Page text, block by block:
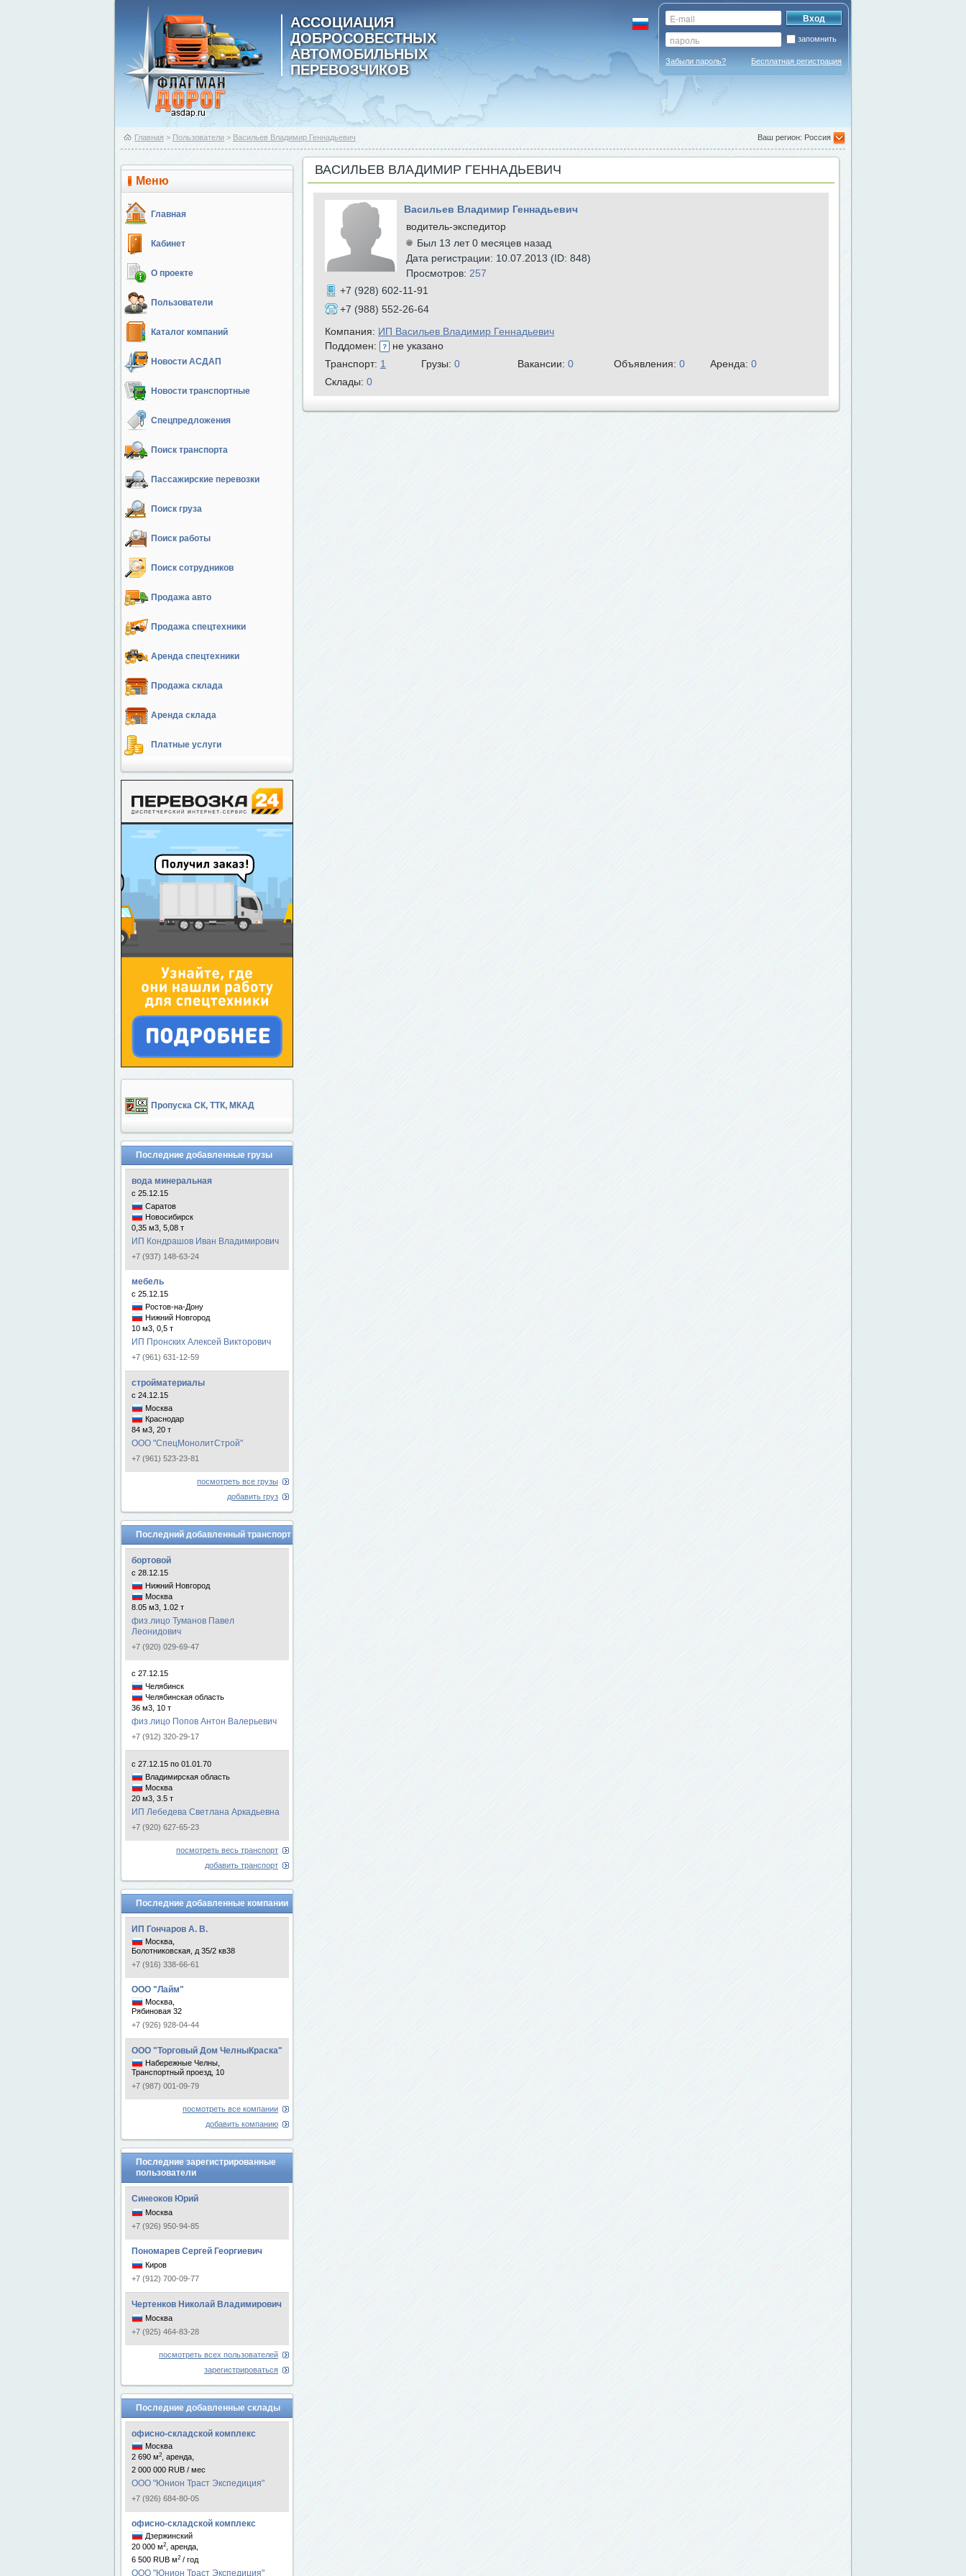
АССОЦИАЦИЯ
ДОБРОСОВЕСТНЫХ
АВТОМОБИЛЬНЫХ
ПЕРЕВОЗЧИКОВ
запомнить
Забыли пароль? Бесплатная регистрация
Главная > Пользователи > Васильев Владимир Геннадьевич Ваш регион: Россия
Меню
Главная
Кабинет
О проекте
Пользователи
Каталог компаний
Новости АСДАП
Новости транспортные
Спецпредложения
Поиск транспорта
Пассажирские перевозки
Поиск груза
Поиск работы
Поиск сотрудников
Продажа авто
Продажа спецтехники
Аренда спецтехники
Продажа склада
Аренда склада
Платные услуги
Пропуска СК, ТТК, МКАД
Последние добавленные грузы
вода минеральная
с 25.12.15
Саратов
Новосибирск
0,35 м3, 5,08 т
ИП Кондрашов Иван Владимирович
+7 (937) 148-63-24
мебель
с 25.12.15
Ростов-на-Дону
Нижний Новгород
10 м3, 0,5 т
ИП Пронских Алексей Викторович
+7 (961) 631-12-59
стройматериалы
с 24.12.15
Москва
Краснодар
84 м3, 20 т
ООО "СпецМонолитСтрой"
+7 (961) 523-23-81
посмотреть все грузы
добавить груз
Последний добавленный транспорт
бортовой
с 28.12.15
Нижний Новгород
Москва
8.05 м3, 1.02 т
физ.лицо Туманов Павел
Леонидович
+7 (920) 029-69-47
с 27.12.15
Челябинск
Челябинская область
36 м3, 10 т
физ.лицо Попов Антон Валерьевич
+7 (912) 320-29-17
с 27.12.15 по 01.01.70
Владимирская область
Москва
20 м3, 3.5 т
ИП Лебедева Светлана Аркадьевна
+7 (920) 627-65-23
посмотреть весь транспорт
добавить транспорт
Последние добавленные компании
ИП Гончаров А. В.
Москва,
Болотниковская, д 35/2 кв38
+7 (916) 338-66-61
ООО "Лайм"
Москва,
Рябиновая 32
+7 (926) 928-04-44
ООО "Торговый Дом ЧелныКраска"
Набережные Челны,
Транспортный проезд, 10
+7 (987) 001-09-79
посмотреть все компании
добавить компанию
Последние зарегистрированные
пользователи
Синеоков Юрий
Москва
+7 (926) 950-94-85
Пономарев Сергей Георгиевич
Киров
+7 (912) 700-09-77
Чертенков Николай Владимирович
Москва
+7 (925) 464-83-28
посмотреть всех пользователей
зарегистрироваться
Последние добавленные склады
офисно-складской комплекс
Москва
2 690 м2
, аренда,
2 000 000 RUB / мес
ООО "Юнион Траст Экспедиция"
+7 (926) 684-80-05
офисно-складской комплекс
Дзержинский
20 000 м2
, аренда,
6 500 RUB м2 / год
ООО "Юнион Траст Экспедиция"
ВАСИЛЬЕВ ВЛАДИМИР ГЕННАДЬЕВИЧ
Васильев Владимир Геннадьевич
водитель-экспедитор
Был 13 лет 0 месяцев назад
Дата регистрации: 10.07.2013 (ID: 848)
Просмотров: 257
+7 (928) 602-11-91
+7 (988) 552-26-64
Компания: ИП Васильев Владимир Геннадьевич
Поддомен:
не указано
Транспорт: 1 Грузы: 0 Вакансии: 0 Объявления: 0 Аренда: 0
Склады: 0